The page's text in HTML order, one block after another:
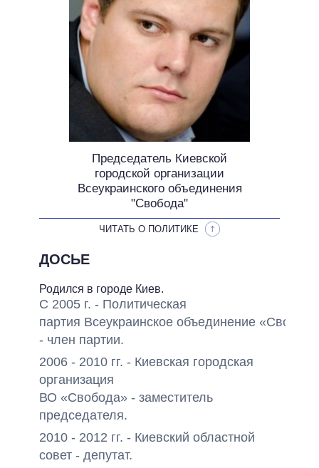
ОБЕЩАНИЯ В ПРОЦЕССЕ
ВСЕ ОБЕЩАНИЯ
АРХИВНЫЕ ОБЕЩАНИЯ
Председатель Киевской
городской организации
Всеукраинского объединения
"Свобода"
ЧИТАТЬ О ПОЛИТИКЕ
ДОСЬЕ
Родился в городе Киев.
С 2005 г. - Политическая
партия Всеукраинское объединение
- член партии.
2006 - 2010 гг. - Киевская городская
организация
ВО «Свобода» - заместитель
председателя.
2010 - 2012 гг. - Киевский областной
совет - депутат.